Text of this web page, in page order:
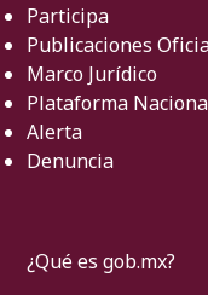
Participa
Publicaciones
Marco Jurídico
Plataforma
Alerta
Denuncia
¿Qué es gob.mx?